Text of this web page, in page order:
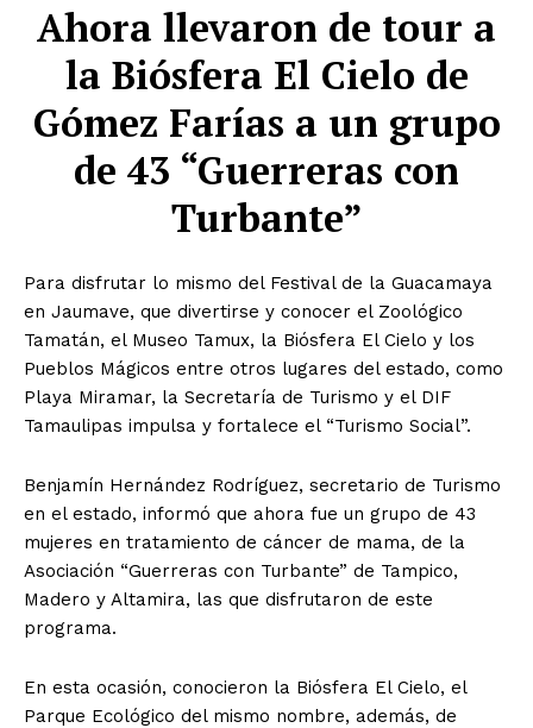
Ahora llevaron de tour a
la Biósfera El Cielo de
Gómez Farías a un grupo
de 43 “Guerreras con
Turbante”
Para disfrutar lo mismo del Festival de la Guacamaya
en Jaumave, que divertirse y conocer el Zoológico
Tamatán, el Museo Tamux, la Biósfera El Cielo y los
Pueblos Mágicos entre otros lugares del estado, como
Playa Miramar, la Secretaría de Turismo y el DIF
Tamaulipas impulsa y fortalece el “Turismo Social”.
Benjamín Hernández Rodríguez, secretario de Turismo
en el estado, informó que ahora fue un grupo de 43
mujeres en tratamiento de cáncer de mama, de la
Asociación “Guerreras con Turbante” de Tampico,
Madero y Altamira, las que disfrutaron de este
programa.
En esta ocasión, conocieron la Biósfera El Cielo, el
Parque Ecológico del mismo nombre, además, de